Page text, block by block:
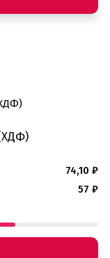
74,10 ₽
57 ₽